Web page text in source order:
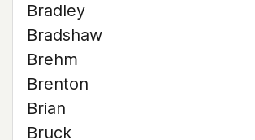
Bradley
Bradshaw
Brehm
Brenton
Brian
Bruck